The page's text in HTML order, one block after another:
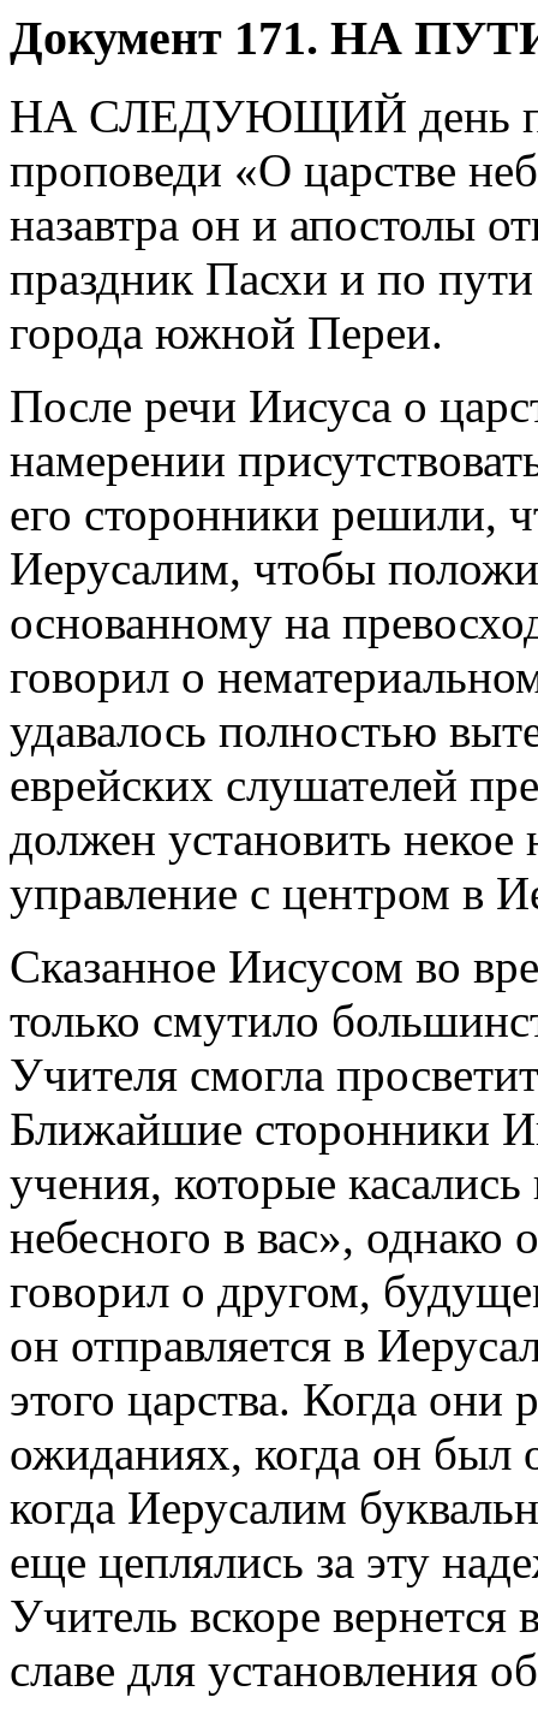
Документ 171. НА
НА СЛЕДУЮЩИЙ день
проповеди «О царстве
назавтра он и апостолы
праздник Пасхи и по
города южной Переи.
После речи Иисуса о
намерении
его сторонники решили,
Иерусалим, чтобы
основанному на
говорил о
удавалось полностью
еврейских слушателей
должен установить некое
управление с центром в
Сказанное Иисусом во
только смутило
Учителя смогла
Ближайшие сторонники
учения, которые касались
небесного в вас», однако
говорил о другом,
он отправляется в
этого царства. Когда они
ожиданиях, когда он был
когда Иерусалим
еще цеплялись за эту
Учитель вскоре
славе для установления